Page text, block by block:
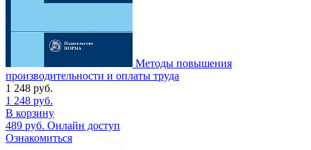
Методы повышения
производительности и оплаты труда
1 248 руб.
1 248 руб.
В корзину
489 руб. Онлайн доступ
Ознакомиться